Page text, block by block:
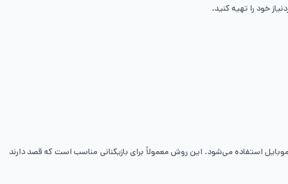
خود را تهیه کنید.
استفاده می‌شود. این روش معمولاً برای بازیکنانی مناسب است که قصد دارند